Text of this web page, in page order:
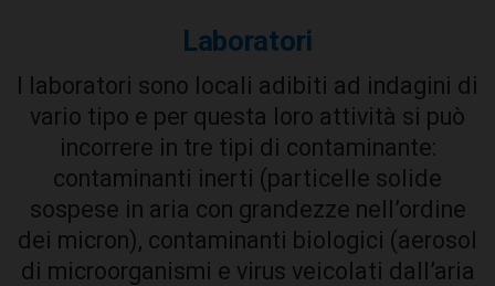
Laboratori
I laboratori sono locali adibiti ad indagini di
vario tipo e per questa loro attività si può
incorrere in tre tipi di contaminante:
contaminanti inerti (particelle solide
sospese in aria con grandezze nell’ordine
dei micron), contaminanti biologici (aerosol
di microorganismi e virus veicolati dall’aria